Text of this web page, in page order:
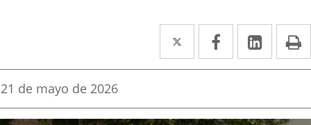
Twitter
Enlace
a
aplicación
Facebook
Enlace
a
aplicación
Enlace
a
Fecha
la
21 de mayo de 2026